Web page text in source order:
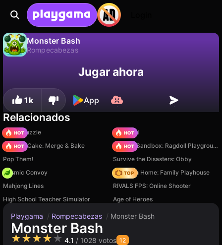
Monster Bash
Rompecabezas
¡Guarda el progreso!Jugar ahora
1k App
Relacionados
Arrow Puzzle
TB World
Piece of Cake: Merge & Bake
Sprunki Sandbox: Ragdoll Playground Mode
Pop Them!
Survive the Disasters: Obby
Cosmic Convoy
My Town Home: Family Playhouse
Mahjong Lines
RIVALS FPS: Online Shooter
High School Teacher Simulator
Age of Heroes
Playgama / Rompecabezas / Monster Bash
Monster Bash
★★★★★ 4.1 / 1028 votos 12